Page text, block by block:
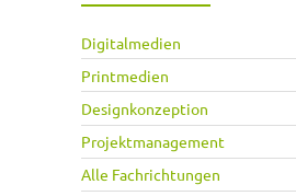
Digitalmedien
Printmedien
Designkonzeption
Projektmanagement
Alle Fachrichtungen